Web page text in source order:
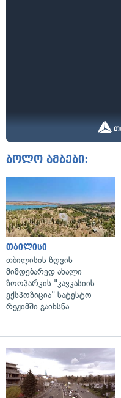
ბოლო ამბები:
თბილისი
თბილისის ზღვის
მიმდებარედ ახალი
ზოოპარკის "კავკასიის
ექსპოზიცია" სატესტო
რეჟიმში გაიხსნა